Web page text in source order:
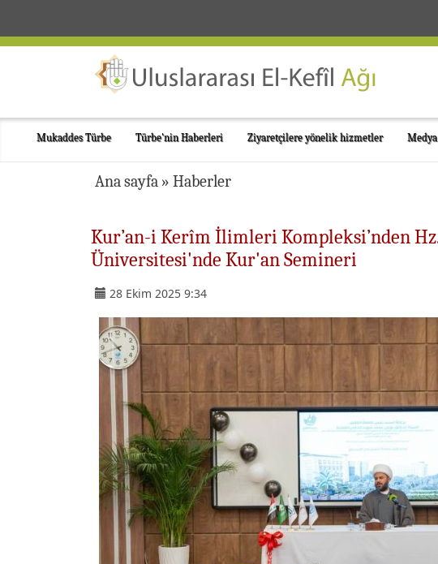
Mukaddes Türbe Türbe'nin Haberleri Ziyaretçilere yönelik hizmetler Medya
Ana sayfa » Haberler
Kur’an-i Kerîm İlimleri Kompleksi’nden
Üniversitesi'nde Kur'an Semineri
28 Ekim 2025 9:34